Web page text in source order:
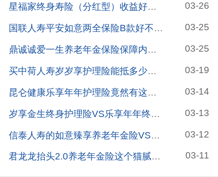
星福家终身寿险（分红型）收益好不好呢？用孩子的压岁钱投保进行理财怎么样？ 03-26
国联人寿平安如意两全保险B款好不好？国联人寿平安如意两全保险B款值得入手吗？看看买过的人怎么说！ 03-25
鼎诚诚爱一生养老年金保险保障内容是什么？鼎诚诚爱一生养老年金保险有哪些优缺点？这篇文章告诉你！ 03-25
买中荷人寿岁岁享护理险能抵多少税？买越多抵税越多吗？ 03-19
昆仑健康乐享年年护理险竟然有这样的暗坑，连保险公司都没发现 03-14
岁享金生终身护理险VS乐享年年终身护理险，有什么区别？哪款更值得买？ 03-13
信泰人寿的如意臻享养老年金险VS信泰如意致享养老年金险，有哪些区别？哪个更值得买？ 03-12
君龙龙抬头2.0养老年金险这个猫腻不得不看，小心买亏了 03-11